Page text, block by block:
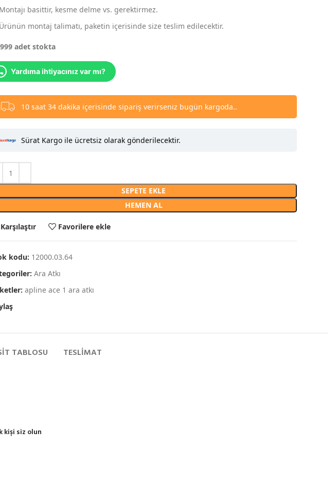
Montajı basittir, kesme delme vs. gerektirmez.
Ürünün montaj talimatı, paketin içerisinde size teslim edilecektir.
999 adet stokta
Yardıma ihtiyacınız var mı?
10 saat 34 dakika içerisinde sipariş verirseniz bugün kargoda..
Sürat Kargo ile ücretsiz olarak gönderilecektir.
SEPETE EKLE
HEMEN AL
Karşılaştır Favorilere ekle
kodu: 12000.03.64
Ara Atkı
apline ace 1 ara atkı
TABLOSU TESLIMAT
kişi siz olun